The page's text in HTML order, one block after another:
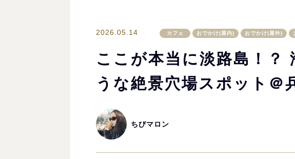
2026.05.14 カフェ おでかけ(屋内) おでかけ(屋外)
ここが本当に淡路島！？
うな絶景穴場スポット＠
ちびマロン